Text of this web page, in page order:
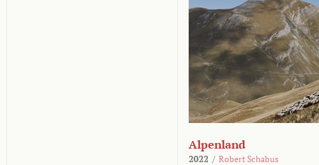
Alpenland
2022 / Robert Schabus